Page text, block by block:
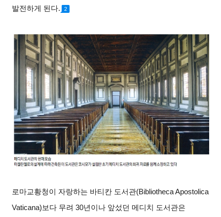
발전하게 된다.
2
로마교황청이 자랑하는 바티칸 도서관(Bibliotheca Apostolica
Vaticana)보다 무려 30년이나 앞섰던 메디치 도서관은